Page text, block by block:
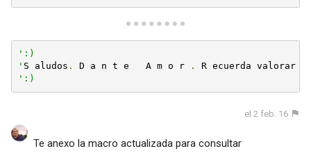
':)
' S aludos . D a n t e   A m o r .
R ecuerda valorar
':)
el 2 feb. 16
Te anexo la macro actualizada para consultar